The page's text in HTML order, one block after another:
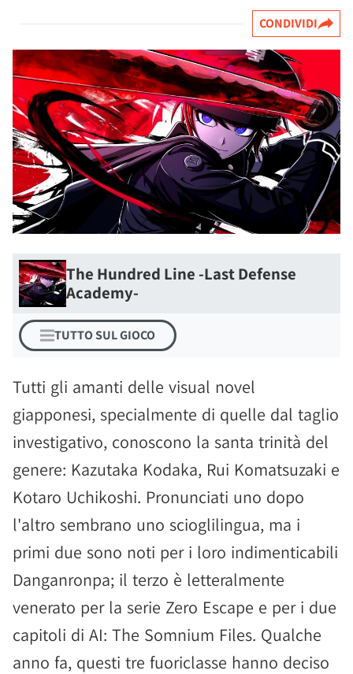
CONDIVIDI
The Hundred Line -Last Defense
Academy-
TUTTO SUL GIOCO
Tutti gli amanti delle visual novel
giapponesi, specialmente di quelle dal taglio
investigativo, conoscono la santa trinità del
genere: Kazutaka Kodaka, Rui Komatsuzaki e
Kotaro Uchikoshi. Pronunciati uno dopo
l'altro sembrano uno scioglilingua, ma i
primi due sono noti per i loro indimenticabili
Danganronpa; il terzo è letteralmente
venerato per la serie Zero Escape e per i due
capitoli di AI: The Somnium Files. Qualche
anno fa, questi tre fuoriclasse hanno deciso